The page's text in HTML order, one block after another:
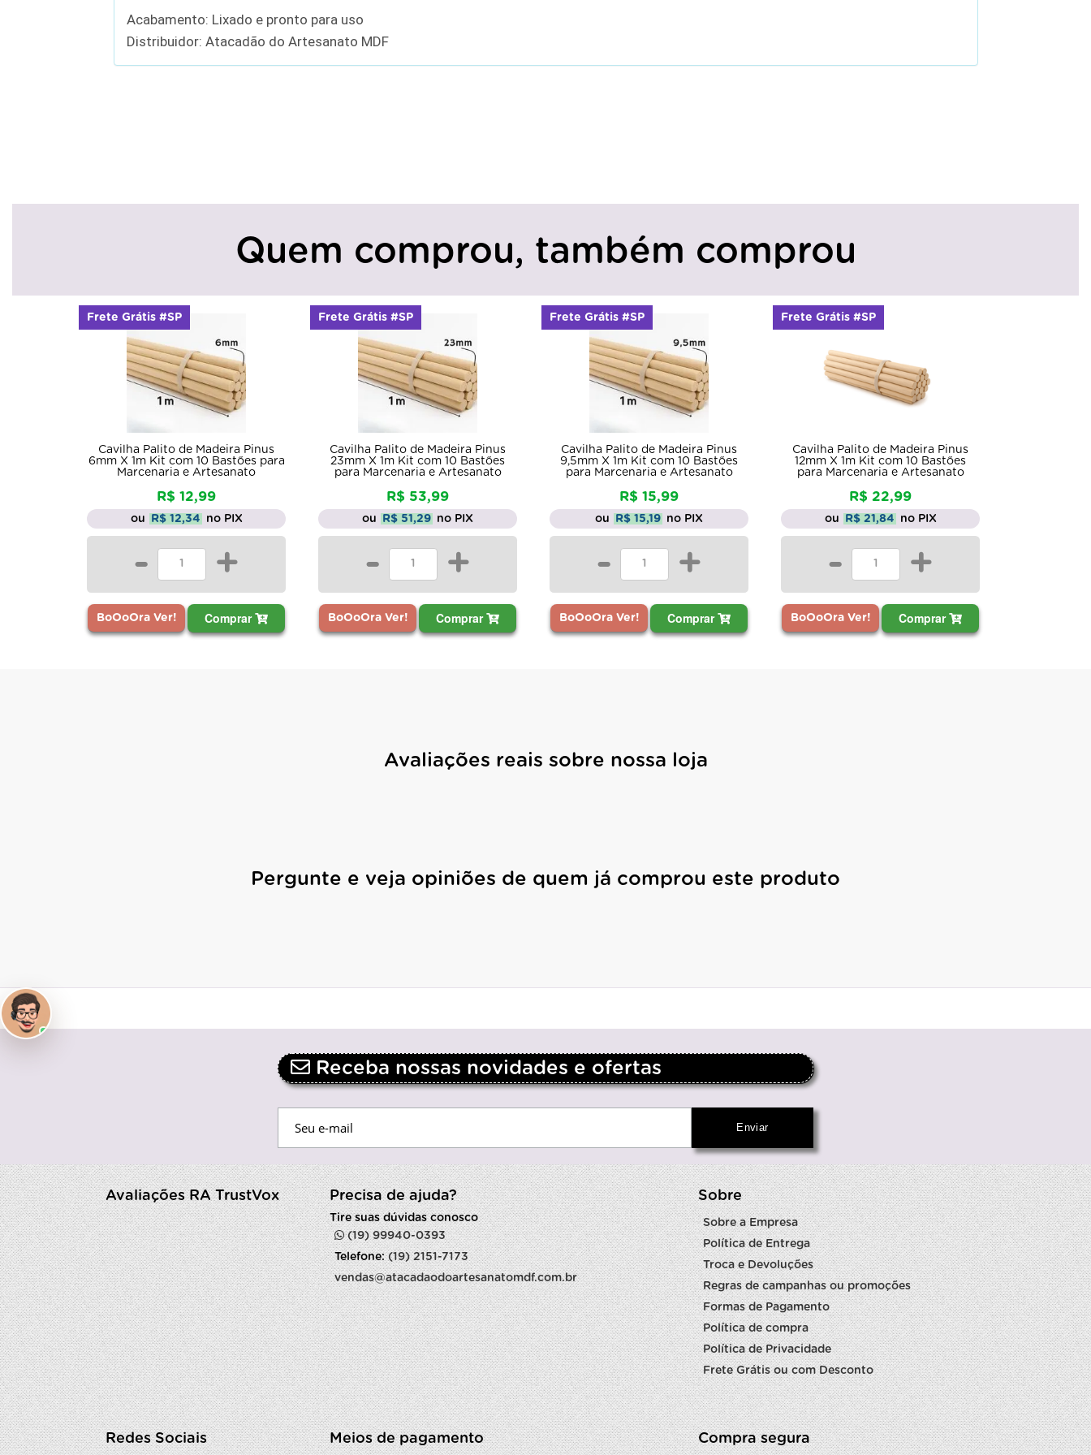
Acabamento: Lixado e pronto para uso
Distribuidor: Atacadão do Artesanato MDF
Quem comprou, também comprou
Cavilha Palito de Madeira Pinus
6mm X 1m Kit com 10 Bastões para
Marcenaria e Artesanato
R$ 12,99
ou R$ 12,34 no PIX
- +
BoOoOra Ver! Comprar
Frete Grátis #SP
Cavilha Palito de Madeira Pinus
23mm X 1m Kit com 10 Bastões
para Marcenaria e Artesanato
R$ 53,99
ou R$ 51,29 no PIX
- +
BoOoOra Ver! Comprar
Frete Grátis #SP
Cavilha Palito de Madeira Pinus
9,5mm X 1m Kit com 10 Bastões
para Marcenaria e Artesanato
R$ 15,99
ou R$ 15,19 no PIX
- +
BoOoOra Ver! Comprar
Frete Grátis #SP
Cavilha Palito de Madeira Pinus
12mm X 1m Kit com 10 Bastões
para Marcenaria e Artesanato
R$ 22,99
ou R$ 21,84 no PIX
- +
BoOoOra Ver! Comprar
Frete Grátis #SP
Avaliações reais sobre nossa loja
Pergunte e veja opiniões de quem já comprou este produto
Receba nossas novidades e ofertas
Avaliações RA TrustVox Precisa de ajuda?
Tire suas dúvidas conosco
(19) 99940-0393
Telefone:(19) 2151-7173
vendas@atacadaodoartesanatomdf.com.br
Sobre
Sobre a Empresa
Política de Entrega
Troca e Devoluções
Regras de campanhas ou promoções
Formas de Pagamento
Política de compra
Política de Privacidade
Frete Grátis ou com Desconto
Redes Sociais Meios de pagamento Compra segura